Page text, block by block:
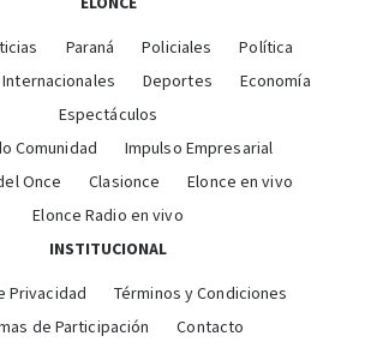
Paraná Policiales
Política
Internacionales Deportes
Economía
Espectáculos
Comunidad
Impulso Empresarial
Once
Clasionce
Elonce en vivo
Elonce Radio en vivo
INSTITUCIONAL
Privacidad
Términos y Condiciones
de Participación
Contacto